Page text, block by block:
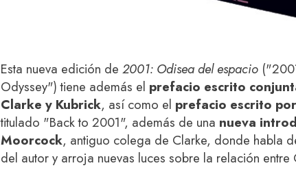
Esta nueva edición de 2001: Odisea del espacio
Odyssey") tiene además el prefacio escrito
Clarke y Kubrick, así como el prefacio escrito
titulado "Back to 2001", además de una nueva
Moorcock, antiguo colega de Clarke, donde habla
del autor y arroja nuevas luces sobre la relación entre